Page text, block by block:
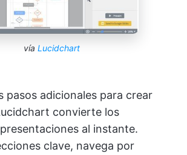
vía Lucidchart
pasos adicionales para crear
convierte los
al instante.
clave, navega por